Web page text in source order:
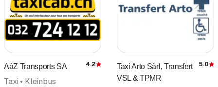
AàZ Transports SA Bewertung
4.2
Taxi • Kleinbus
Taxi Arto Sàrl, Transfert
VSL & TPMR
5.0